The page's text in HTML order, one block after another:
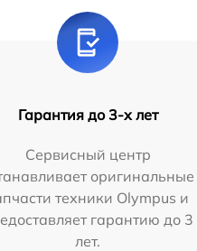
Гарантия до 3-х лет
Сервисный центр
оригинальные
техники Olympus и
гарантию до 3
лет.